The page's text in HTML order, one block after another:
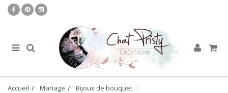
Accueil Mariage
Bijoux de bouquet